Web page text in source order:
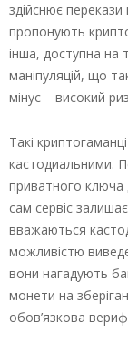
здійснює
пропонують
інша, доступна на
маніпуляцій, що
мінус – високий
Такі
кастодиальними.
приватного ключа
сам сервіс
вважаються
можливістю
вони нагадують
монети на
обов’язкова